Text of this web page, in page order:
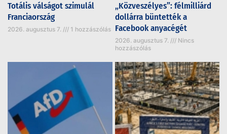
Totális válságot szimulál
Franciaország
2026. augusztus 7. 1 hozzászólás
„Közveszélyes”: félmilliárd
dollárra büntették a
Facebook anyacégét
2026. augusztus 7.
Nincs
hozzászólás